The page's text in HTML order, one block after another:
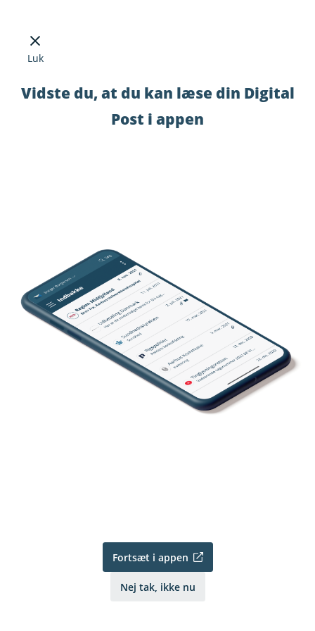
Luk
Vidste du, at du kan læse din Digital
Post i appen
Fortsæt i appen
Nej tak, ikke nu